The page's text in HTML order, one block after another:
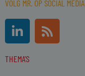
VOLG MR. OP SOCIAL MEDIA
L
i
n
k
R
s
s
THEMA'S